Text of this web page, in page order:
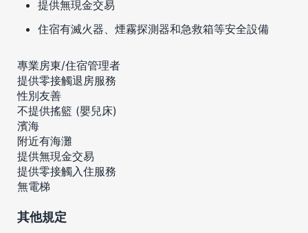
提供無現金交易
住宿有滅火器、煙霧探測器和急救箱等安全設備
專業房東/住宿管理者
提供零接觸退房服務
性別友善
不提供搖籃 (嬰兒床)
濱海
附近有海灘
提供無現金交易
提供零接觸入住服務
無電梯
其他規定